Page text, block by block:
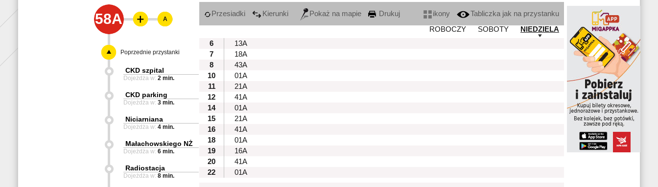
58A Przesiadki Kierunki Pokaż na mapie Drukuj ikony
Tabliczka jak na przystanku
ROBOCZY
SOBOTY
NIEDZIELA
6
13A
7
18A
8
43A
10
01A
11
21A
12
41A
14
01A
15
21A
16
41A
18
01A
19
16A
20
41A
22
01A
A
Poprzednie przystanki
CKD szpital
Dojeżdża w: 2 min.
CKD parking
Dojeżdża w: 3 min.
Niciarniana
Dojeżdża w: 4 min.
Małachowskiego NŻ
Dojeżdża w: 6 min.
Radiostacja
Dojeżdża w: 8 min.